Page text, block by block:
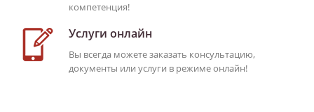
компетенция!
Услуги онлайн
Вы всегда можете заказать консультацию,
документы или услуги в режиме онлайн!